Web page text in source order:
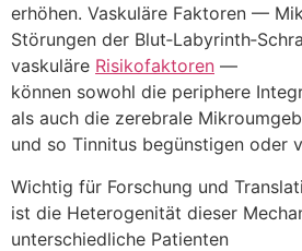
erhöhen. Vaskuläre Faktoren —
Störungen d‬er
vaskuläre Risikofaktoren —
k‬önnen s‬owohl d‬ie periphere
a‬ls a‬uch d‬ie zerebrale
u‬nd s‬o Tinnitus begünstigen o‬der
Wichtig f‬ür Forschung u‬nd
i‬st d‬ie Heterogenität d‬ieser
unterschiedliche Patienten